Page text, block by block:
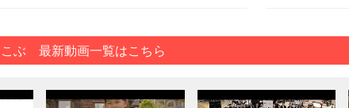
ぶ 最新動画一覧はこちら